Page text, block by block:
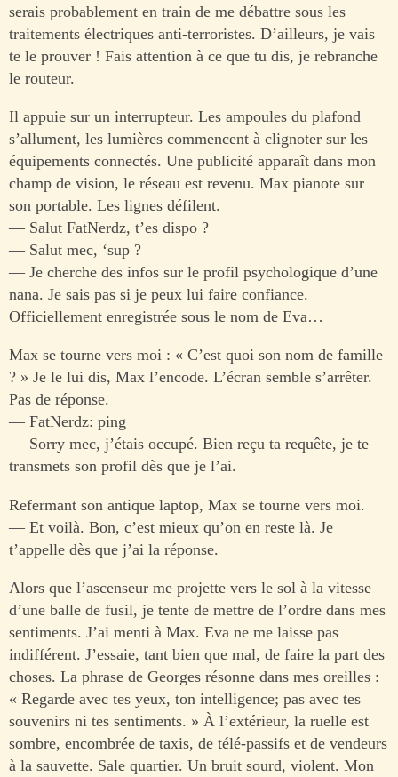
serais probablement en train de me débattre sous les
traitements électriques anti-terroristes. D’ailleurs, je vais
te le prouver ! Fais attention à ce que tu dis, je rebranche
le routeur.
Il appuie sur un interrupteur. Les ampoules du plafond
s’allument, les lumières commencent à clignoter sur les
équipements connectés. Une publicité apparaît dans mon
champ de vision, le réseau est revenu. Max pianote sur
son portable. Les lignes défilent.
— Salut FatNerdz, t’es dispo ?
— Salut mec, ‘sup ?
— Je cherche des infos sur le profil psychologique d’une
nana. Je sais pas si je peux lui faire confiance.
Officiellement enregistrée sous le nom de Eva…
Max se tourne vers moi : « C’est quoi son nom de famille
? » Je le lui dis, Max l’encode. L’écran semble s’arrêter.
Pas de réponse.
— FatNerdz: ping
— Sorry mec, j’étais occupé. Bien reçu ta requête, je te
transmets son profil dès que je l’ai.
Refermant son antique laptop, Max se tourne vers moi.
— Et voilà. Bon, c’est mieux qu’on en reste là. Je
t’appelle dès que j’ai la réponse.
Alors que l’ascenseur me projette vers le sol à la vitesse
d’une balle de fusil, je tente de mettre de l’ordre dans mes
sentiments. J’ai menti à Max. Eva ne me laisse pas
indifférent. J’essaie, tant bien que mal, de faire la part des
choses. La phrase de Georges résonne dans mes oreilles :
« Regarde avec tes yeux, ton intelligence; pas avec tes
souvenirs ni tes sentiments. » À l’extérieur, la ruelle est
sombre, encombrée de taxis, de télé-passifs et de vendeurs
à la sauvette. Sale quartier. Un bruit sourd, violent. Mon